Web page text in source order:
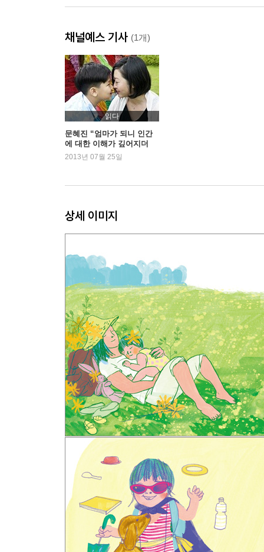
채널예스 기사 (1개)
읽다
문혜진 “엄마가 되니 인간
에 대한 이해가 깊어지더
라”
2013년 07월 25일
상세 이미지